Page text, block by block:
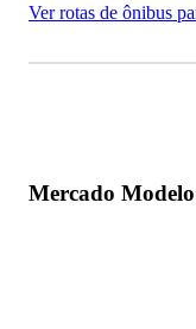
Ver rotas de ônibus
Mercado